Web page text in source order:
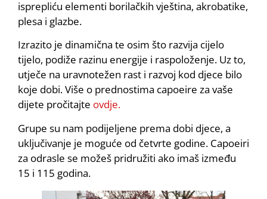
isprepliću elementi borilačkih vještina, akrobatike,
plesa i glazbe.
Izrazito je dinamična te osim što razvija cijelo
tijelo, podiže razinu energije i raspoloženje. Uz to,
utječe na uravnotežen rast i razvoj kod djece bilo
koje dobi. Više o prednostima capoeire za vaše
dijete pročitajte ovdje.
Grupe su nam podijeljene prema dobi djece, a
uključivanje je moguće od četvrte godine. Capoeiri
za odrasle se možeš pridružiti ako imaš između
15 i 115 godina.